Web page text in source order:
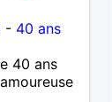
- 40 ans
40 ans